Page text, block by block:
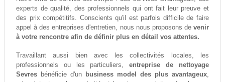
experts de qualité, des professionnels qui ont fait leur preuve et
des prix compétitifs. Conscients qu'il est parfois difficile de faire
appel à des entreprises d'entretien, nous nous proposons devenir
à votre rencontre afin de définir plus en détail vos attentes.
Travaillant aussi bien avec les collectivités locales, les
professionnels ou les particuliers,entreprise de nettoyage
Sevresbénéficie d'un business model des plus avantageux,